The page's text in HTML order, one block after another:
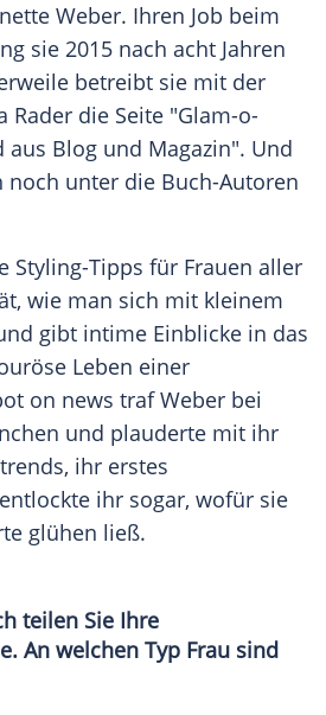
Weber. Ihren Job beim
sie 2015 nach acht Jahren
betreibt sie mit der
die Seite "Glam-o-
Blog und Magazin". Und
noch unter die Buch-Autoren
Styling-Tipps für Frauen aller
wie man sich mit kleinem
gibt intime Einblicke in das
Leben einer
on news trafWeber bei
und plauderte mit ihr
, ihr erstes
ihr sogar, wofür sie
glühen ließ.
teilen Sie Ihre
An welchen Typ Frau sind